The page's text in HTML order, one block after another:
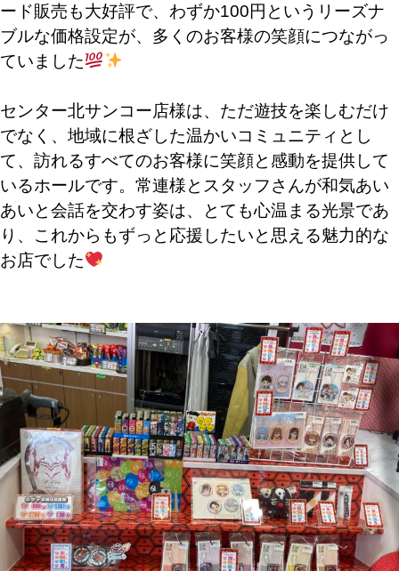
ード販売も大好評で、わずか100円というリーズナ
ブルな価格設定が、多くのお客様の笑顔につながっ
ていました
センター北サンコー店様は、ただ遊技を楽しむだけ
でなく、地域に根ざした温かいコミュニティとし
て、訪れるすべてのお客様に笑顔と感動を提供して
いるホールです。常連様とスタッフさんが和気あい
あいと会話を交わす姿は、とても心温まる光景であ
り、これからもずっと応援したいと思える魅力的な
お店でした